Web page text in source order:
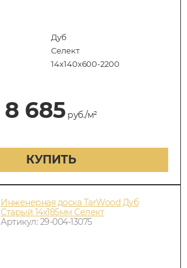
Дуб
Селект
14x140x600-2200
8 685руб./м²
КУПИТЬ
Инженерная доска TarWood Дуб
Старый 14х185мм Селект
Артикул: 29-004-13075